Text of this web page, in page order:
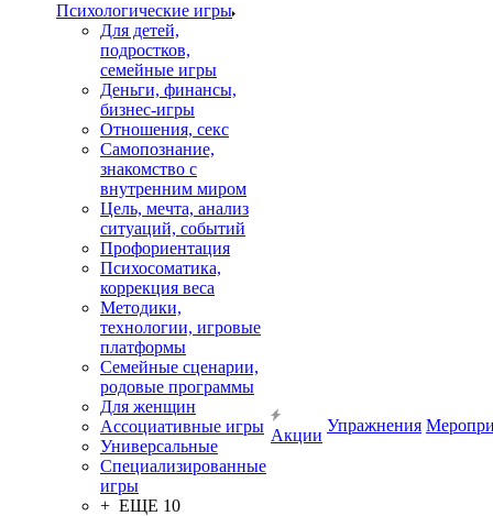
Психологические игры
Для детей,
подростков,
семейные игры
Деньги, финансы,
бизнес-игры
Отношения, секс
Самопознание,
знакомство с
внутренним миром
Цель, мечта, анализ
ситуаций, событий
Профориентация
Психосоматика,
коррекция веса
Методики,
технологии, игровые
платформы
Семейные сценарии,
родовые программы
Для женщин
Ассоциативные игры
Универсальные
Специализированные
игры
+ ЕЩЕ 10
Акции
Упражнения